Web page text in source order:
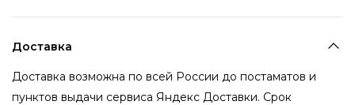
Доставка
Доставка возможна по всей России до постаматов и
пунктов выдачи сервиса Яндекс Доставки. Срок